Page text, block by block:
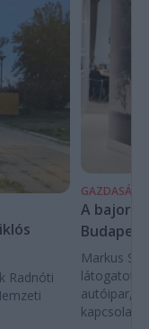
Radnóti
GAZDASÁG
A bajor
Markus
látogatott
autóipar,